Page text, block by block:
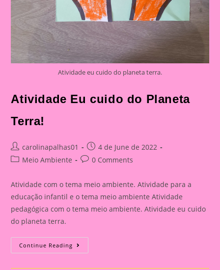
Atividade eu cuido do planeta terra.
Atividade Eu cuido do Planeta
Terra!
Post
author:
carolinapalhas01
Post
published:
4 de June de 2022
PostMeio Ambiente
Post0 Comments
Atividade com o tema meio ambiente. Atividade para a
educação infantil e o tema meio ambiente Atividade
pedagógica com o tema meio ambiente. Atividade eu cuido
do planeta terra.
Continue Reading Atividade
Eu